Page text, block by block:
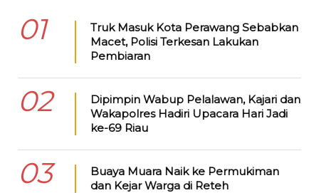
01
Truk Masuk Kota Perawang Sebabkan
Macet, Polisi Terkesan Lakukan
Pembiaran
02
Dipimpin Wabup Pelalawan, Kajari dan
Wakapolres Hadiri Upacara Hari Jadi
ke-69 Riau
03
Buaya Muara Naik ke Permukiman
dan Kejar Warga di Reteh